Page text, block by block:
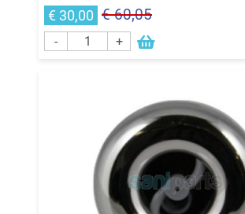
€ 30,00 € 60,05
- +